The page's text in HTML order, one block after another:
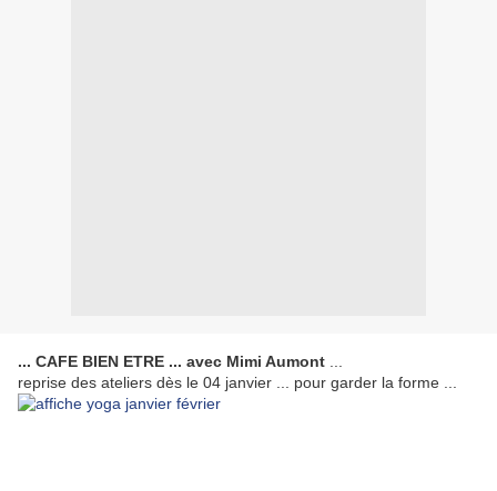
... CAFE BIEN ETRE ... avec Mimi Aumont
reprise des ateliers dès le 04 janvier ... pour garder la forme ...